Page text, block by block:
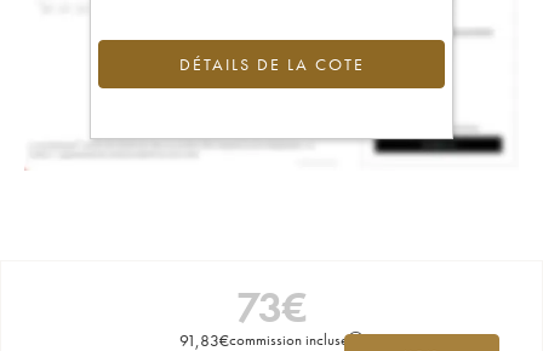
DÉTAILS DE LA COTE
73€
91,83€commission incluse